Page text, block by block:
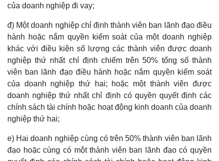
của doanh nghiệp đi vay;
đ) Một doanh nghiệp chỉ định thành viên ban lãnh đạo điều
hành hoặc nắm quyền kiểm soát của một doanh nghiệp
khác với điều kiện số lượng các thành viên được doanh
nghiệp thứ nhất chỉ định chiếm trên 50% tổng số thành
viên ban lãnh đạo điều hành hoặc nắm quyền kiểm soát
của doanh nghiệp thứ hai; hoặc một thành viên được
doanh nghiệp thứ nhất chỉ định có quyền quyết định các
chính sách tài chính hoặc hoạt động kinh doanh của doanh
nghiệp thứ hai;
e) Hai doanh nghiệp cùng có trên 50% thành viên ban lãnh
đạo hoặc cùng có một thành viên ban lãnh đạo có quyền